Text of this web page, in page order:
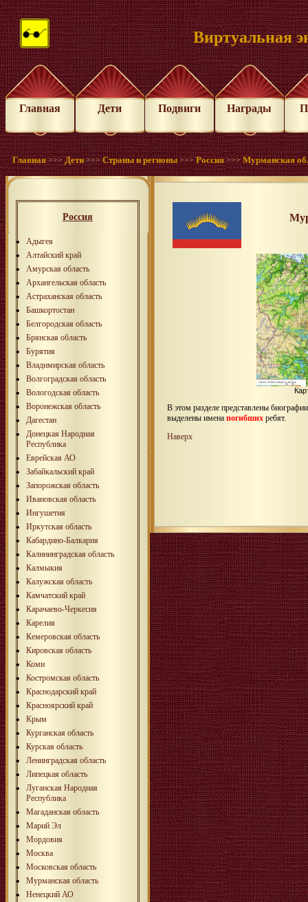
Виртуальная
Главная Дети Подвиги Награды
Главная >>>Дети >>>Страны и регионы >>>Россия >>>Мурманская
Россия
Адыгея
Алтайский край
Амурская область
Архангельская область
Астраханская область
Башкортостан
Белгородская область
Брянская область
Бурятия
Владимирская область
Волгоградская область
Вологодская область
Воронежская область
Дагестан
Донецкая Народная
Республика
Еврейская АО
Забайкальский край
Запорожская область
Ивановская область
Ингушетия
Иркутская область
Кабардино-Балкария
Калининградская область
Калмыкия
Калужская область
Камчатский край
Карачаево-Черкесия
Карелия
Кемеровская область
Кировская область
Коми
Костромская область
Краснодарский край
Красноярский край
Крым
Курганская область
Курская область
Ленинградская область
Липецкая область
Луганская Народная
Республика
Магаданская область
Марий Эл
Мордовия
Москва
Московская область
Мурманская область
Ненецкий АО
В этом разделе представлены
выделены имена погибших ребят.
Наверх